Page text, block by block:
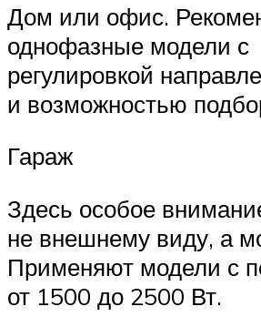
Дом или офис.
однофазные модели с
регулировкой
и возможностью
Гараж
Здесь особое
не внешнему виду, а
Применяют модели с
от 1500 до 2500 Вт.